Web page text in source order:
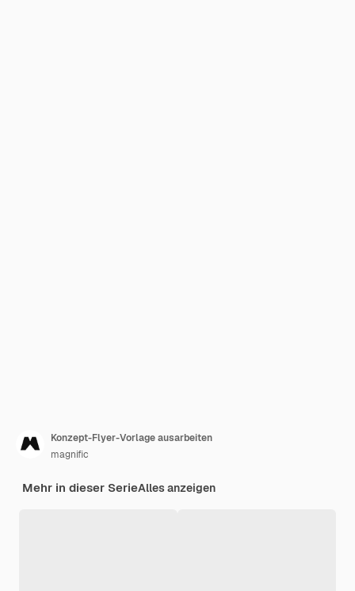
Konzept-Flyer-Vorlage ausarbeiten
magnific
Mehr in dieser SerieAlles anzeigen